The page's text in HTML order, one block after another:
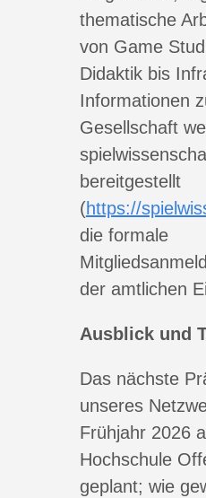
thematische
von Game
Didaktik bis
Informationen
Gesellschaft
bereitgestellt
(https://
die formale
der amtlichen
Ausblick und
Das nächste
unseres
Frühjahr 2026
Hochschule
geplant; wie